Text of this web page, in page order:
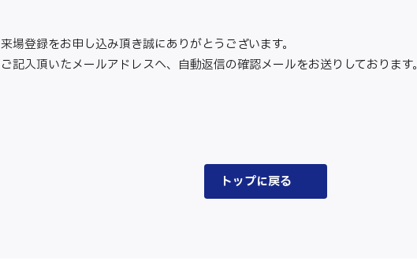
来場登録をお申し込み頂き誠にありがとうございます。
ご記入頂いたメールアドレスへ、自動返信の確認メールをお送りしております。
トップに戻る